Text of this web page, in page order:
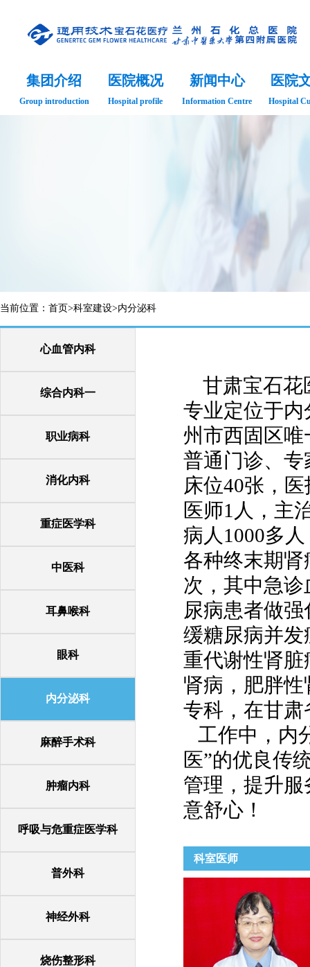
集团介绍
Group introduction
医院概况
Hospital profile
新闻中心
Information Centre
医院
Hospital
当前位置： 首页>科室建设>内分泌科
心血管内科
综合内科一
职业病科
消化内科
重症医学科
中医科
耳鼻喉科
眼科
内分泌科
麻醉手术科
肿瘤内科
呼吸与危重症医学科
普外科
神经外科
烧伤整形科
甘肃宝石花
专业定位于
州市西固区
普通门诊、
床位40张，
医师1人，主
病人1000多
各种终末期肾
次，其中急
尿病患者做
缓糖尿病并
重代谢性肾
肾病，肥胖
专科，在甘
工作中，内
医”的优良传
管理，提升
意舒心！
科室医师